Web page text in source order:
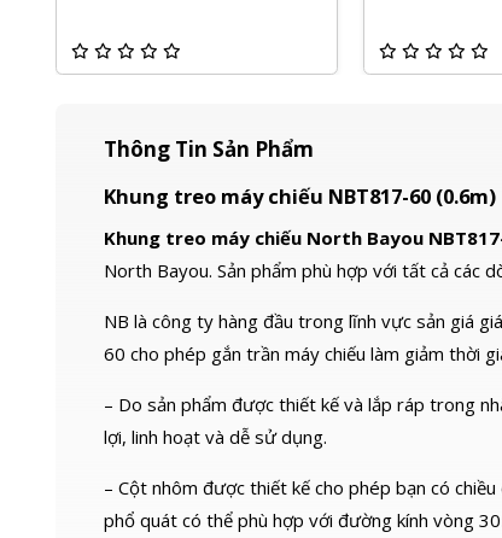
Thông Tin Sản Phẩm
Khung treo máy chiếu NBT817-60 (0.6m)
Khung treo máy chiếu North Bayou
North Bayou. Sản phẩm phù hợp với tất cả các
NB là công ty hàng đầu trong lĩnh vực sản giá
60 cho phép gắn trần máy chiếu làm giảm thời
– Do sản phẩm được thiết kế và lắp ráp trong
lợi, linh hoạt và dễ sử dụng.
– Cột nhôm được thiết kế cho phép bạn có
phổ quát có thể phù hợp với đường kính vòng